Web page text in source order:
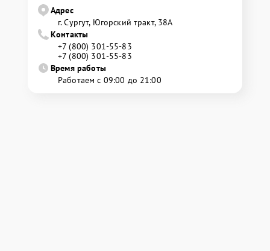
Адрес
г. Сургут, Югорский тракт, 38А
Контакты
+7 (800) 301-55-83
+7 (800) 301-55-83
Время работы
Работаем с 09:00 до 21:00